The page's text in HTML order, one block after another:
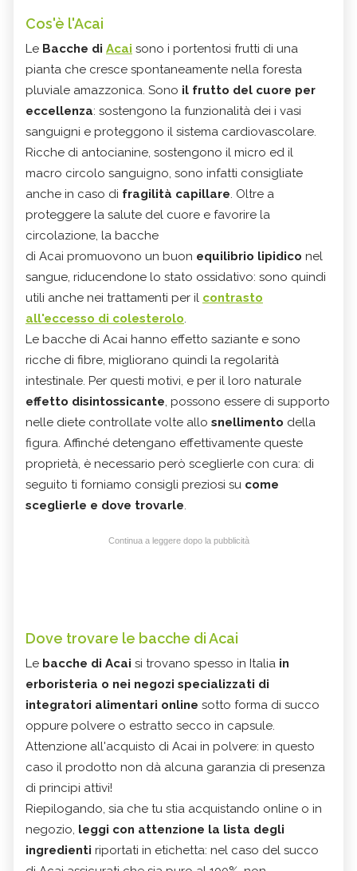
Cos'è l'Acai
Le Bacche di Acai sono i portentosi frutti di una
pianta che cresce spontaneamente nella foresta
pluviale amazzonica. Sono il frutto del cuore per
eccellenza: sostengono la funzionalità dei i vasi
sanguigni e proteggono il sistema cardiovascolare.
Ricche di antocianine, sostengono il micro ed il
macro circolo sanguigno, sono infatti consigliate
anche in caso di fragilità capillare. Oltre a
proteggere la salute del cuore e favorire la
circolazione, la bacche
di Acai promuovono un buon equilibrio lipidico nel
sangue, riducendone lo stato ossidativo: sono quindi
utili anche nei trattamenti per il contrasto
all'eccesso di colesterolo.
Le bacche di Acai hanno effetto saziante e sono
ricche di fibre, migliorano quindi la regolarità
intestinale. Per questi motivi, e per il loro naturale
effetto disintossicante, possono essere di supporto
nelle diete controllate volte allo snellimento della
figura. Affinché detengano effettivamente queste
proprietà, è necessario però sceglierle con cura: di
seguito ti forniamo consigli preziosi su come
sceglierle e dove trovarle.
Continua a leggere dopo la pubblicità
Dove trovare le bacche di Acai
Le bacche di Acai si trovano spesso in Italia in
erboristeria o nei negozi specializzati di
integratori alimentari online sotto forma di succo
oppure polvere o estratto secco in capsule.
Attenzione all'acquisto di Acai in polvere: in questo
caso il prodotto non dà alcuna garanzia di presenza
di principi attivi!
Riepilogando, sia che tu stia acquistando online o in
negozio, leggi con attenzione la lista degli
ingredienti riportati in etichetta: nel caso del succo